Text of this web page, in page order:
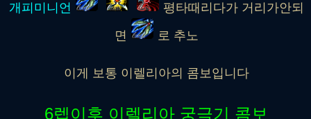
개피미니언
평타때리다가 거리가안되
면
로 추노
이게 보통 이렐리아의 콤보입니다
6렙이후 이렐리아 궁극기 콤보